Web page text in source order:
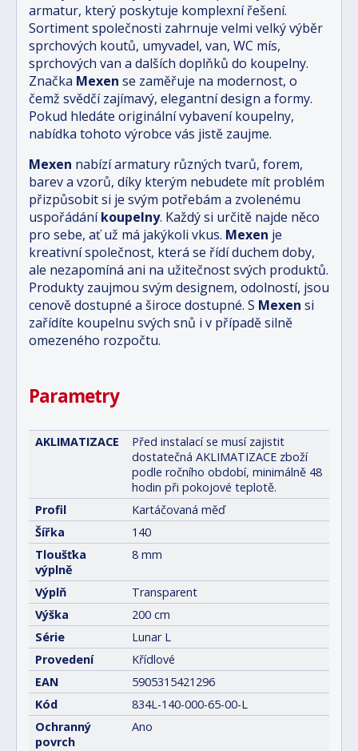
armatur, který poskytuje komplexní řešení.
Sortiment společnosti zahrnuje velmi velký výběr
sprchových koutů, umyvadel, van, WC mís,
sprchových van a dalších doplňků do koupelny.
Značka Mexen se zaměřuje na modernost, o
čemž svědčí zajímavý, elegantní design a formy.
Pokud hledáte originální vybavení koupelny,
nabídka tohoto výrobce vás jistě zaujme.
Mexen nabízí armatury různých tvarů, forem,
barev a vzorů, díky kterým nebudete mít problém
přizpůsobit si je svým potřebám a zvolenému
uspořádáníkoupelny. Každý si určitě najde něco
pro sebe, ať už má jakýkoli vkus. Mexen je
kreativní společnost, která se řídí duchem doby,
ale nezapomíná ani na užitečnost svých produktů.
Produkty zaujmou svým designem, odolností, jsou
cenově dostupné a široce dostupné. S Mexen si
zařídíte koupelnu svých snů i v případě silně
omezeného rozpočtu.
Parametry
AKLIMATIZACE
Před instalací se musí zajistit
dostatečná AKLIMATIZACE zboží
podle ročního období, minimálně 48
hodin při pokojové teplotě.
Profil
Kartáčovaná měď
Šířka
140
Tloušťka
výplně
8 mm
Výplň
Transparent
Výška
200 cm
Série
Lunar L
Provedení
Křídlové
EAN
5905315421296
Kód
834L-140-000-65-00-L
Ochranný
povrch
Ano